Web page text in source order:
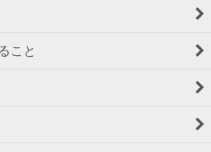
こと